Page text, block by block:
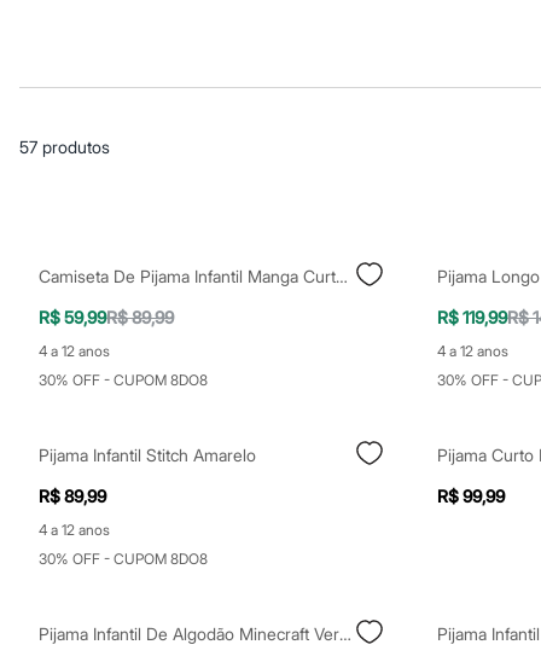
Shorts e Bermudas
Acessórios
Bolsas
Relógios
Calçados
Botas
Chinelos
Rasteirinhas
Sandálias
City
Clock House
Mindset
Sawary
Yessica
Moda esportiva
Calçados
57 produtos
Camiseta De Pijama Infantil Manga Curta Galáxia Azul
R$ 59,99R$ 89,99
4 a 12 anos
30% OFF - CUPOM 8DO8
R$ 119,99R$
4 a 12 anos
30% OFF -
Pijama Infantil Stitch Amarelo
R$ 89,99
4 a 12 anos
30% OFF - CUPOM 8DO8
R$ 99,99
Pijama Infantil De Algodão Minecraft Verde
Pijama